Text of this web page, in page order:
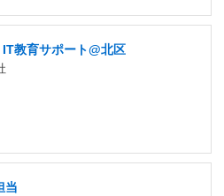
教育サポート@北区
当